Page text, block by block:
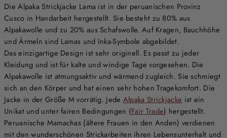
Die Alpaka Strickjacke Lama ist in der peruanischen Provinz
Cusco in Handarbeit hergestellt. Sie besteht zu 80% aus
Alpakawolle und zu 20% aus Schafswolle. Auf Kragen, Bauchhöhe
und Ärmeln sind Lamas und Inka-Symbole abgebildet.
Das einzigartige Design ist sehr originell. Es passt zu jeder
Kleidung und ist für kalte und windige Tage vorgesehen. Die
Alpakawolle ist atmungsaktiv und wärmend zugleich. Sie schmiegt
sich an den Körper und hat einen sehr hohen Tragekomfort. Die
Jacke in der Größe M vorrätig. Jede Alpaka Strickjacke ist ein
Unikat und unter fairen Bedingungen (Fair Trade) hergestellt.
Peruanische Mamachas (ältere Frauen in den Anden) verdienen
mit den wunderschönen Strickarbeiten ihren Lebensunterhalt und